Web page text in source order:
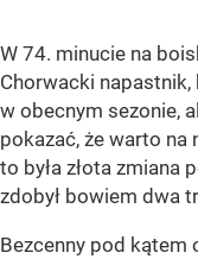
W 74. minucie na
Chorwacki
w obecnym sezonie,
pokazać, że warto na
to była złota zmiana
zdobył bowiem dwa
Bezcenny pod kątem